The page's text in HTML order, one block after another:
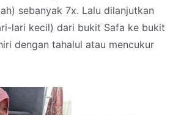
sebanyak 7x. Lalu dilanjutkan
lari kecil) dari bukit Safa ke bukit
dengan tahalul atau mencukur